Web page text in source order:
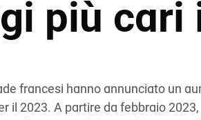
più cari
francesi hanno annunciato un
il 2023. A partire da febbraio